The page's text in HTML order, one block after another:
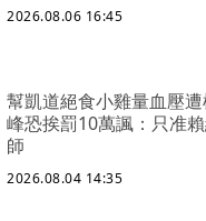
2026.08.06 16:45
幫凱道絕食小雞量血壓
峰恐挨罰10萬諷：只准
師
2026.08.04 14:35